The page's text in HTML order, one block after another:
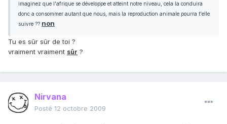
imaginez que l'afrique se développe et atteint notre niveau, cela la conduira
donc a consommer autant que nous, mais la reproduction animale pourra t'elle
suivre ?? non
Tu es sûr sûr de toi ?
vraiment vraiment sûr ?
Nirvana
Posté 12 octobre 2009